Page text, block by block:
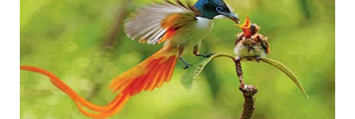
زمرہ جات
امرِ بہائی کے بارے میں
پیامِ رضوان